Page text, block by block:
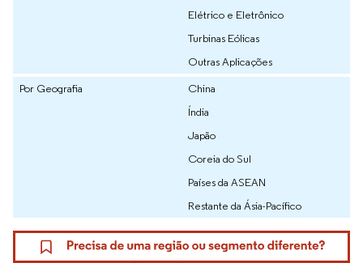
Elétrico e Eletrônico
Turbinas Eólicas
Outras Aplicações
Por Geografia
China
Índia
Japão
Coreia do Sul
Países da ASEAN
Restante da Ásia-Pacífico